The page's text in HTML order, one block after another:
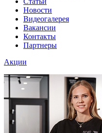
Новости
Видеогалерея
Вакансии
Контакты
Партнеры
Акции